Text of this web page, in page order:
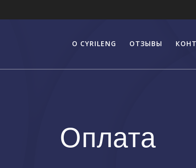
О CYRILENG ОТЗЫВЫ
Оплата